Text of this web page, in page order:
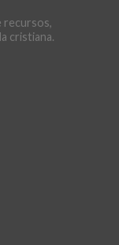
recursos,
cristiana.